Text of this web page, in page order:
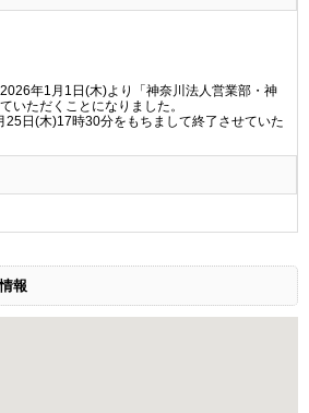
年1月1日(木)より「神奈川法人営業部・神
いただくことになりました。
25日(木)17時30分をもちまして終了させていた
報